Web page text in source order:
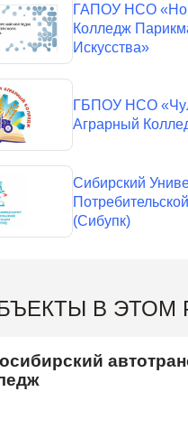
ГАПОУ НСО
Колледж
Искусства»
ГБПОУ НСО
Аграрный
Сибирский
(Сибупк)
В ЭТОМ